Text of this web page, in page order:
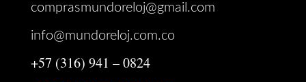
comprasmundoreloj@gmail.com
info@mundoreloj.com.co
+57 (316) 941 – 0824